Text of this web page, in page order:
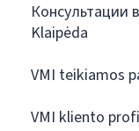
Консультации
Klaipėda
VMI teikiamos
VMI kliento